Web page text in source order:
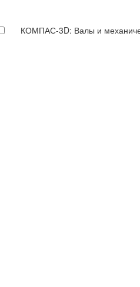
КОМПАС-3D: Валы и